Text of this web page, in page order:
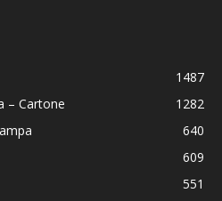
1487
– Cartone
1282
640
609
551